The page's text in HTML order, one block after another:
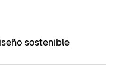
sostenible